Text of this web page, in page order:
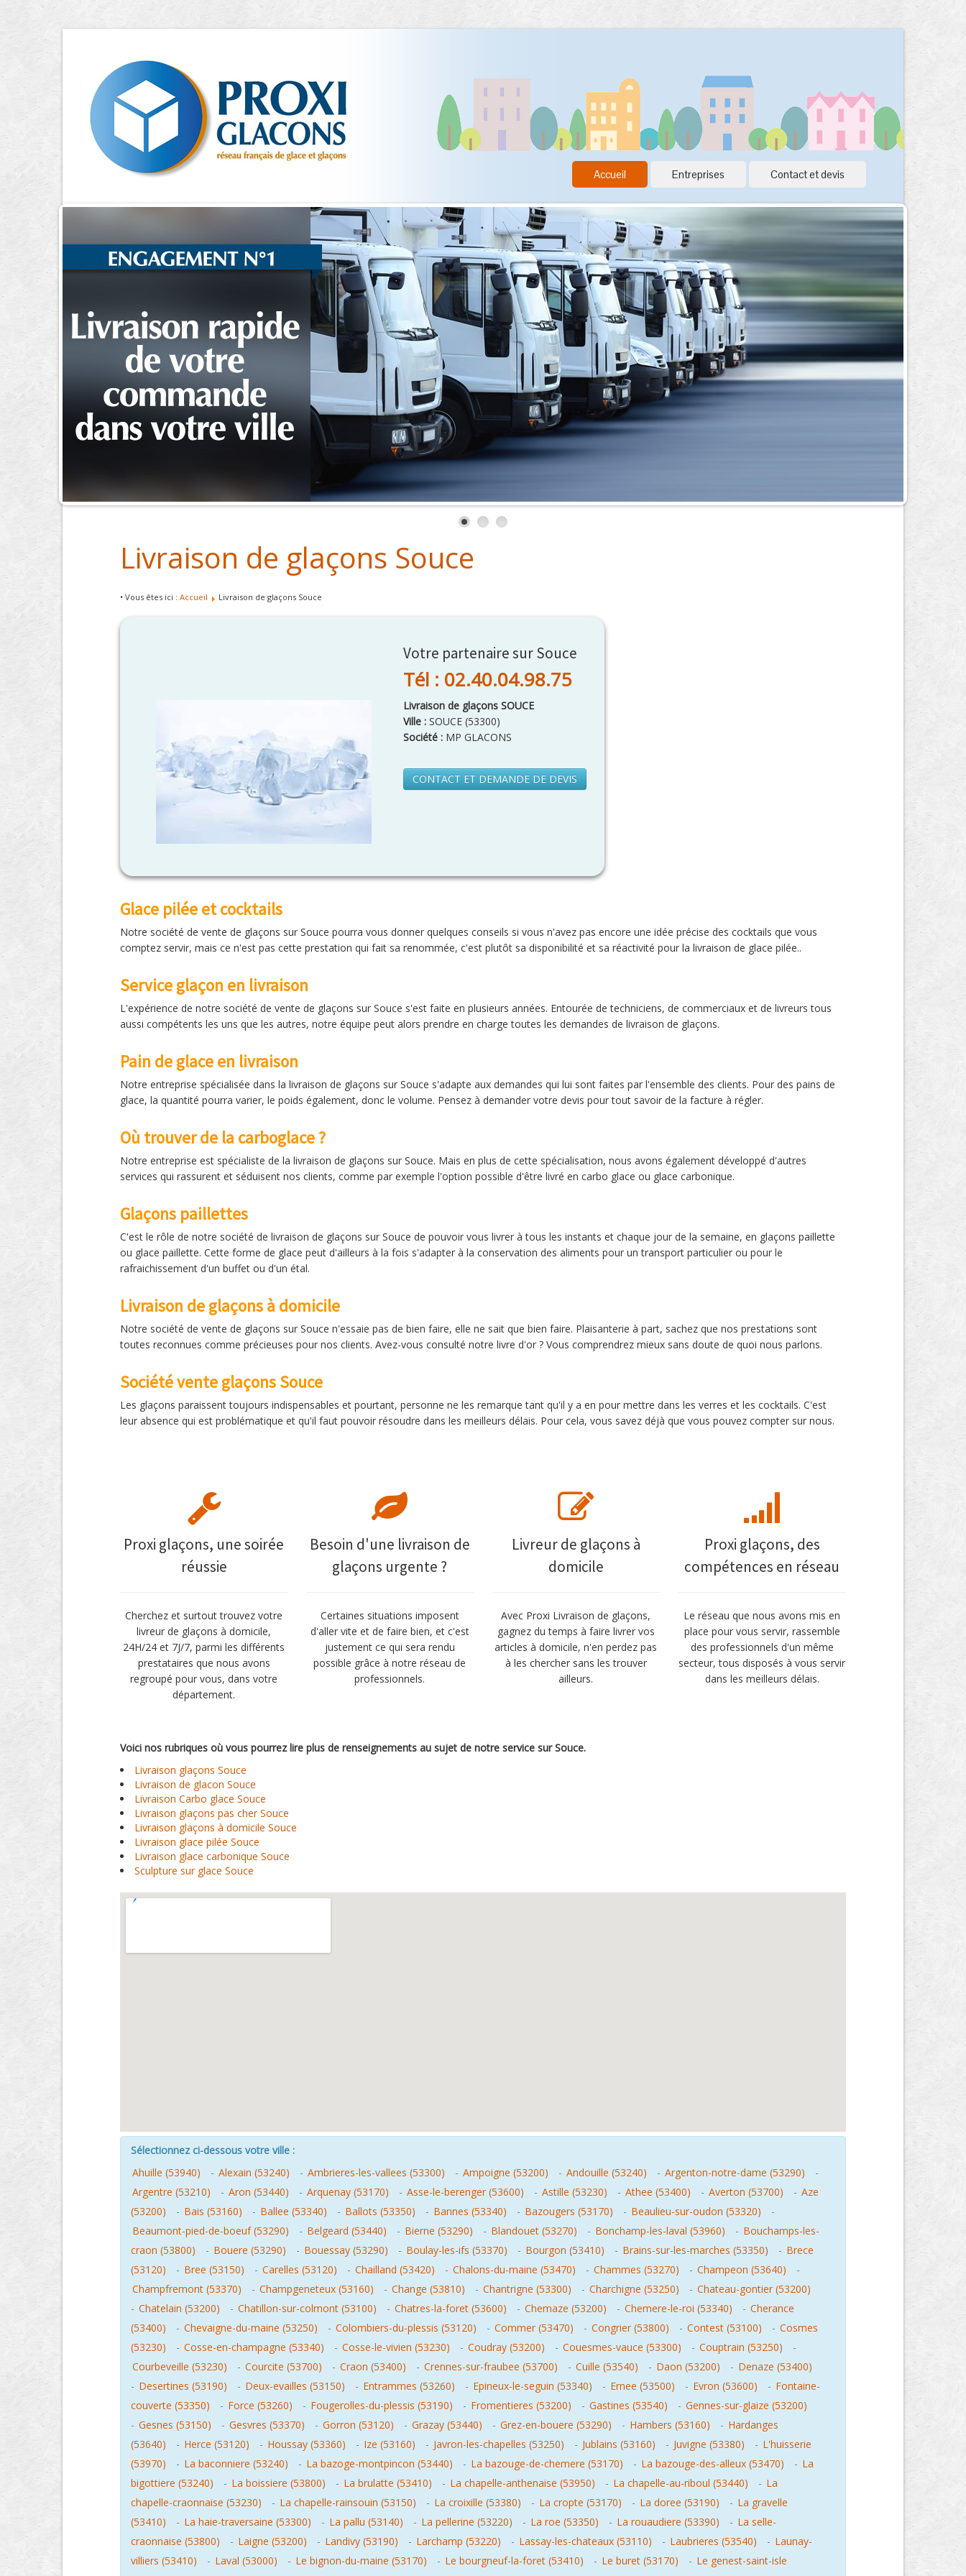
Accueil Entreprises Contact et devis
Livraison de glaçons Souce
• Vous êtes ici : Accueil Livraison de glaçons Souce
Votre partenaire sur Souce
Tél : 02.40.04.98.75
Livraison de glaçons SOUCE
Ville : SOUCE (53300)
Société : MP GLACONS
CONTACT ET DEMANDE DE DEVIS
Glace pilée et cocktails
Notre société de vente de glaçons sur Souce pourra vous donner quelques conseils si vous n'avez pas encore une idée précise des cocktails que vous
comptez servir, mais ce n'est pas cette prestation qui fait sa renommée, c'est plutôt sa disponibilité et sa réactivité pour la livraison de glace pilée..
Service glaçon en livraison
L'expérience de notre société de vente de glaçons sur Souce s'est faite en plusieurs années. Entourée de techniciens, de commerciaux et de livreurs tous
aussi compétents les uns que les autres, notre équipe peut alors prendre en charge toutes les demandes de livraison de glaçons.
Pain de glace en livraison
Notre entreprise spécialisée dans la livraison de glaçons sur Souce s'adapte aux demandes qui lui sont faites par l'ensemble des clients. Pour des pains de
glace, la quantité pourra varier, le poids également, donc le volume. Pensez à demander votre devis pour tout savoir de la facture à régler.
Où trouver de la carboglace ?
Notre entreprise est spécialiste de la livraison de glaçons sur Souce. Mais en plus de cette spécialisation, nous avons également développé d'autres
services qui rassurent et séduisent nos clients, comme par exemple l'option possible d'être livré en carbo glace ou glace carbonique.
Glaçons paillettes
C'est le rôle de notre société de livraison de glaçons sur Souce de pouvoir vous livrer à tous les instants et chaque jour de la semaine, en glaçons paillette
ou glace paillette. Cette forme de glace peut d'ailleurs à la fois s'adapter à la conservation des aliments pour un transport particulier ou pour le
rafraichissement d'un buffet ou d'un étal.
Livraison de glaçons à domicile
Notre société de vente de glaçons sur Souce n'essaie pas de bien faire, elle ne sait que bien faire. Plaisanterie à part, sachez que nos prestations sont
toutes reconnues comme précieuses pour nos clients. Avez-vous consulté notre livre d'or ? Vous comprendrez mieux sans doute de quoi nous parlons.
Société vente glaçons Souce
Les glaçons paraissent toujours indispensables et pourtant, personne ne les remarque tant qu'il y a en pour mettre dans les verres et les cocktails. C'est
leur absence qui est problématique et qu'il faut pouvoir résoudre dans les meilleurs délais. Pour cela, vous savez déjà que vous pouvez compter sur nous.
Proxi glaçons, une soirée
réussie
Cherchez et surtout trouvez votre
livreur de glaçons à domicile,
24H/24 et 7J/7, parmi les différents
prestataires que nous avons
regroupé pour vous, dans votre
département.
Besoin d'une livraison de
glaçons urgente ?
Certaines situations imposent
d'aller vite et de faire bien, et c'est
justement ce qui sera rendu
possible grâce à notre réseau de
professionnels.
Livreur de glaçons à
domicile
Avec Proxi Livraison de glaçons,
gagnez du temps à faire livrer vos
articles à domicile, n'en perdez pas
à les chercher sans les trouver
ailleurs.
Proxi glaçons, des
compétences en réseau
Le réseau que nous avons mis en
place pour vous servir, rassemble
des professionnels d'un même
secteur, tous disposés à vous servir
dans les meilleurs délais.
Voici nos rubriques où vous pourrez lire plus de renseignements au sujet de notre service sur Souce.
Livraison glaçons Souce
Livraison de glacon Souce
Livraison Carbo glace Souce
Livraison glaçons pas cher Souce
Livraison glaçons à domicile Souce
Livraison glace pilée Souce
Livraison glace carbonique Souce
Sculpture sur glace Souce
Sélectionnez ci-dessous votre ville :
Ahuille (53940)
- Alexain (53240) - Ambrieres-les-vallees (53300) - Ampoigne (53200) - Andouille (53240) - Argenton-notre-dame (53290)
-
Argentre (53210)
- Aron (53440) - Arquenay (53170) - Asse-le-berenger (53600) - Astille (53230) - Athee (53400) - Averton (53700) - Aze
(53200)
- Bais (53160) - Ballee (53340) - Ballots (53350) - Bannes (53340) - Bazougers (53170) - Beaulieu-sur-oudon (53320)
-
Beaumont-pied-de-boeuf (53290)
- Belgeard (53440) - Bierne (53290) - Blandouet (53270) - Bonchamp-les-laval (53960) - Bouchamps-les-
craon (53800)
- Bouere (53290) - Bouessay (53290) - Boulay-les-ifs (53370) - Bourgon (53410) - Brains-sur-les-marches (53350) - Brece
(53120)
- Bree (53150) - Carelles (53120) - Chailland (53420) - Chalons-du-maine (53470) - Chammes (53270) - Champeon (53640)
-
Champfremont (53370)
- Champgeneteux (53160) - Change (53810) - Chantrigne (53300) - Charchigne (53250) - Chateau-gontier (53200)
- Chatelain (53200) - Chatillon-sur-colmont (53100) - Chatres-la-foret (53600) - Chemaze (53200) - Chemere-le-roi (53340) - Cherance
(53400)
- Chevaigne-du-maine (53250) - Colombiers-du-plessis (53120) - Commer (53470) - Congrier (53800) - Contest (53100) - Cosmes
(53230)
- Cosse-en-champagne (53340) - Cosse-le-vivien (53230) - Coudray (53200) - Couesmes-vauce (53300) - Couptrain (53250)
-
Courbeveille (53230)
- Courcite (53700) - Craon (53400) - Crennes-sur-fraubee (53700) - Cuille (53540) - Daon (53200) - Denaze (53400)
- Desertines (53190) - Deux-evailles (53150) - Entrammes (53260) - Epineux-le-seguin (53340) - Ernee (53500) - Evron (53600) - Fontaine-
couverte (53350)
- Force (53260) - Fougerolles-du-plessis (53190) - Fromentieres (53200) - Gastines (53540) - Gennes-sur-glaize (53200)
- Gesnes (53150) - Gesvres (53370) - Gorron (53120) - Grazay (53440) - Grez-en-bouere (53290) - Hambers (53160) - Hardanges
(53640)
- Herce (53120) - Houssay (53360) - Ize (53160) - Javron-les-chapelles (53250) - Jublains (53160) - Juvigne (53380) - L'huisserie
(53970)
- La baconniere (53240) - La bazoge-montpincon (53440) - La bazouge-de-chemere (53170) - La bazouge-des-alleux (53470) - La
bigottiere (53240)
- La boissiere (53800) - La brulatte (53410) - La chapelle-anthenaise (53950) - La chapelle-au-riboul (53440) - La
chapelle-craonnaise (53230)
- La chapelle-rainsouin (53150) - La croixille (53380) - La cropte (53170) - La doree (53190) - La gravelle
(53410)
- La haie-traversaine (53300) - La pallu (53140) - La pellerine (53220) - La roe (53350) - La rouaudiere (53390) - La selle-
craonnaise (53800)
- Laigne (53200) - Landivy (53190) - Larchamp (53220) - Lassay-les-chateaux (53110) - Laubrieres (53540) - Launay-
villiers (53410)
- Laval (53000) - Le bignon-du-maine (53170) - Le bourgneuf-la-foret (53410) - Le buret (53170) - Le genest-saint-isle